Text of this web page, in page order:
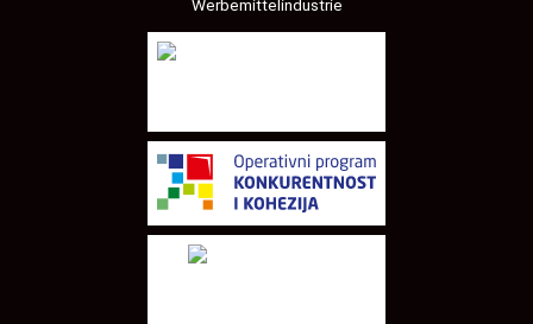
Werbemittelindustrie